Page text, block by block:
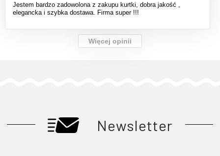
Jestem bardzo zadowolona z zakupu kurtki, dobra jakość ,
elegancka i szybka dostawa. Firma super !!!
Więcej opinii
Newsletter